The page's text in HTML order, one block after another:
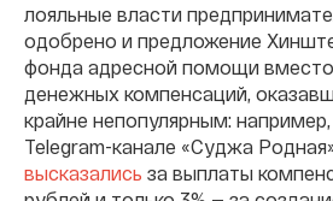
лояльные власти
одобрено и предложение
фонда адресной помощи
денежных компенсаций,
крайне непопулярным:
Telegram-канале «Суджа
высказались за выплаты